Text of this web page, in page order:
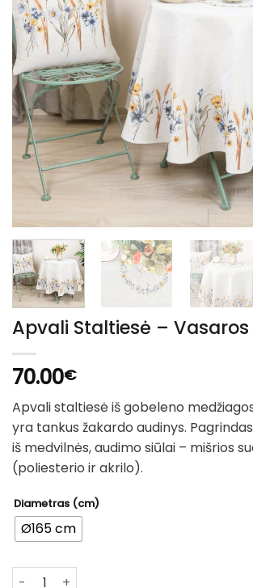
Apvali Staltiesė –
70.00€
Apvali staltiesė iš gobeleno
yra tankus žakardo audinys.
iš medvilnės, audimo siūlai – mišrios
(poliesterio ir akrilo).
Diametras (cm)
Ø165 cm
produkto kiekis: Apvali Staltiesė -